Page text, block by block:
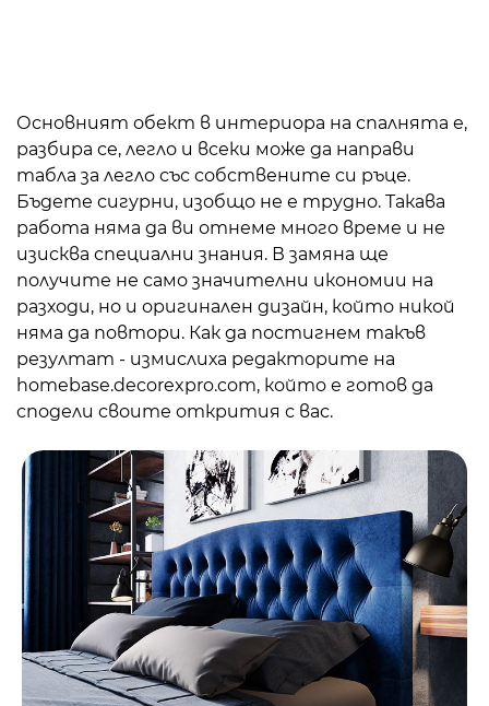
Основният обект в интериора на спалнята е,
разбира се, легло и всеки може да направи
табла за легло със собствените си ръце.
Бъдете сигурни, изобщо не е трудно. Такава
работа няма да ви отнеме много време и не
изисква специални знания. В замяна ще
получите не само значителни икономии на
разходи, но и оригинален дизайн, който никой
няма да повтори. Как да постигнем такъв
резултат - измислиха редакторите на
homebase.decorexpro.com, който е готов да
сподели своите открития с вас.